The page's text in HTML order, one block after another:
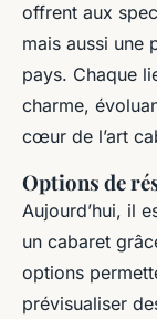
offrent aux
mais aussi une
pays. Chaque
charme,
cœur de l’art
Options de
Aujourd’hui, il
un cabaret
options
prévisualiser